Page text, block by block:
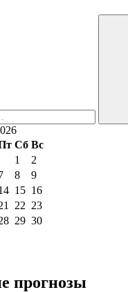
Сб Вс
1
2
8
9
15 16
22 23
29 30
прогнозы